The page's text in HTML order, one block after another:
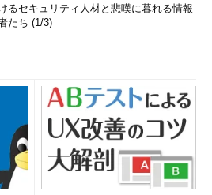
るセキュリティ人材と悲嘆に暮れる情報
たち (1/3)